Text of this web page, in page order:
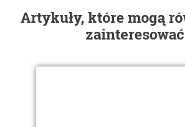
Artykuły, które mogą
zainteresować